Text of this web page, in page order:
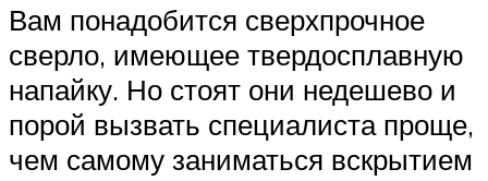
Вам понадобится сверхпрочное
сверло, имеющее твердосплавную
напайку. Но стоят они недешево и
порой вызвать специалиста проще,
чем самому заниматься вскрытием